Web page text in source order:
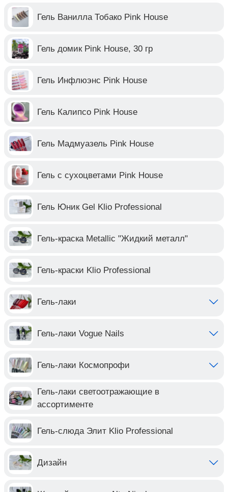
Гель Ванилла Тобако Pink House
Гель домик Pink House, 30 гр
Гель Инфлюэнс Pink House
Гель Калипсо Pink House
Гель Мадмуазель Pink House
Гель с сухоцветами Pink House
Гель Юник Gel Klio Professional
Гель-краска Metallic "Жидкий металл"
Гель-краски Klio Professional
Гель-лаки
Гель-лаки Vogue Nails
Гель-лаки Космопрофи
Гель-лаки светоотражающие в
ассортименте
Гель-слюда Элит Klio Professional
Дизайн